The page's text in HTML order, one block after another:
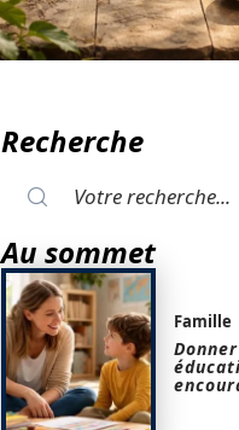
Recherche
Au sommet
Famille